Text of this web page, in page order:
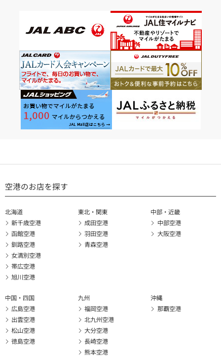
空港のお店を探す
北海道
新千歳空港
函館空港
釧路空港
女満別空港
帯広空港
旭川空港
東北・関東
成田空港
羽田空港
青森空港
中部・近畿
中部空港
大阪空港
中国・四国
広島空港
出雲空港
松山空港
徳島空港
九州
福岡空港
北九州空港
大分空港
長崎空港
熊本空港
沖縄
那覇空港